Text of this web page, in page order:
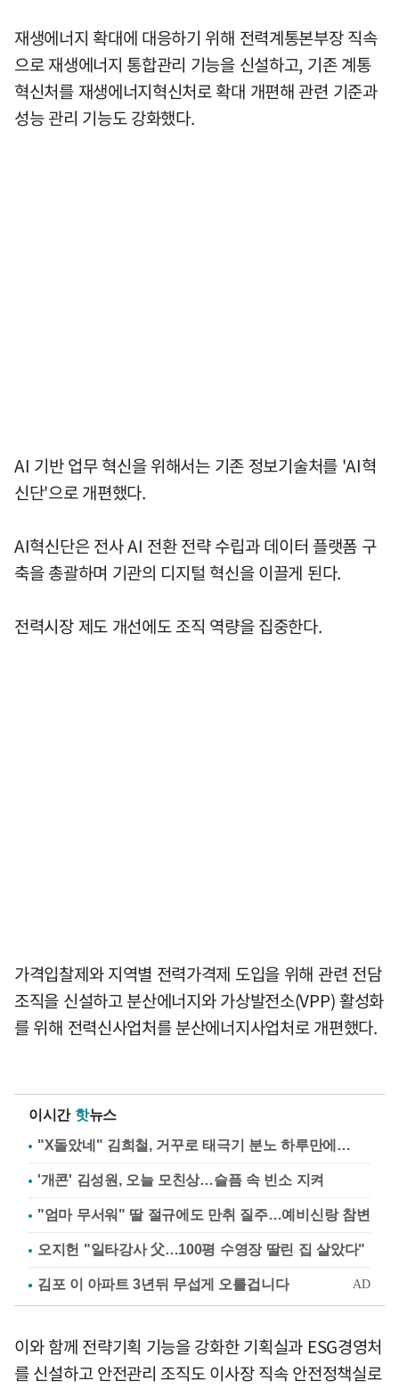
재생에너지 확대에 대응하기 위해 전력계통본부장 직속
으로 재생에너지 통합관리 기능을 신설하고, 기존 계통
혁신처를 재생에너지혁신처로 확대 개편해 관련 기준과
성능 관리 기능도 강화했다.
AI 기반 업무 혁신을 위해서는 기존 정보기술처를 'AI혁
신단'으로 개편했다.
AI혁신단은 전사 AI 전환 전략 수립과 데이터 플랫폼 구
축을 총괄하며 기관의 디지털 혁신을 이끌게 된다.
전력시장 제도 개선에도 조직 역량을 집중한다.
가격입찰제와 지역별 전력가격제 도입을 위해 관련 전담
조직을 신설하고 분산에너지와 가상발전소(VPP) 활성화
를 위해 전력신사업처를 분산에너지사업처로 개편했다.
이시간 핫뉴스
"X돌았네" 김희철, 거꾸로 태극기 분노 하루만에…
'개콘' 김성원, 오늘 모친상…슬픔 속 빈소 지켜
"엄마 무서워" 딸 절규에도 만취 질주…예비신랑 참변
오지헌 "일타강사 父…100평 수영장 딸린 집 살았다"
이와 함께 전략기획 기능을 강화한 기획실과 ESG경영처
를 신설하고 안전관리 조직도 이사장 직속 안전정책실로